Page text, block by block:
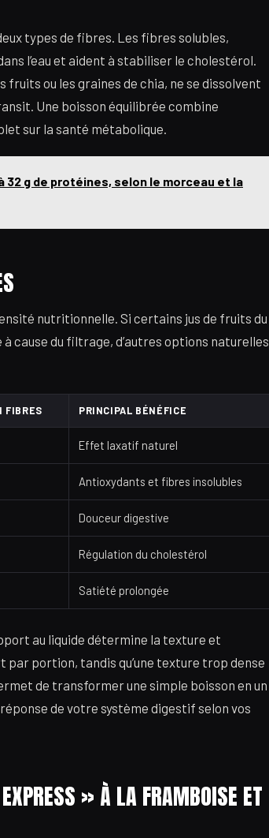
types de fibres. Les fibres solubles,
l’eau et aident à stabiliser le cholestérol.
fruits ou les graines de chia, ne se dissolvent
Une boisson équilibrée combine
sur la santé métabolique.
32 g de protéines, selon le morceau et la
nutritionnelle. Si certains jus de fruits du
cause du filtrage, d’autres options naturelles
FIBRES PRINCIPAL BÉNÉFICE
Effet laxatif naturel
Antioxydants et fibres insolubles
Douceur digestive
Régulation du cholestérol
Satiété prolongée
au liquide détermine la texture et
par portion, tandis qu’une texture trop dense
de transformer une simple boisson en un
de votre système digestif selon vos
» À LA FRAMBOISE ET